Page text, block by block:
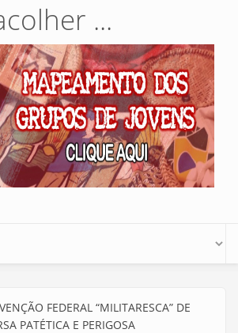
...
FEDERAL “MILITARESCA” DE
PATÉTICA E PERIGOSA